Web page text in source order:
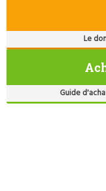
Le
Guide